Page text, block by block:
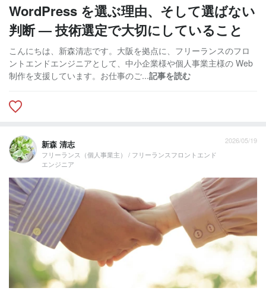
WordPress を選ぶ理由、そして選ばない
判断 ― 技術選定で大切にしていること
こんにちは、新森清志です。大阪を拠点に、フリーランスのフロ
ントエンドエンジニアとして、中小企業様や個人事業主様の Web
制作を支援しています。お仕事のご...記事を読む
新森 清志
フリーランス（個人事業主） / フリーランスフロントエンド
エンジニア
2026/05/19